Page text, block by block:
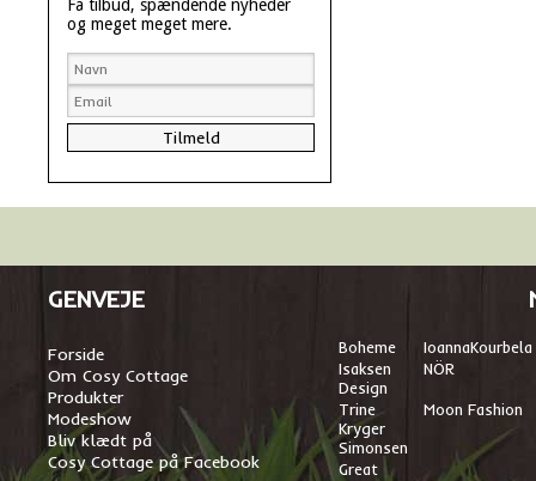
Få tilbud, spændende nyheder
og meget meget mere.
GENVEJE
Forside
Om Cosy Cottage
Produkter
Modeshow
Bliv klædt på
Cosy Cottage på Facebook
Boheme IoannaKourbela
Isaksen
Design
NÖR
Trine
Kryger
Simonsen
Moon Fashion
Great